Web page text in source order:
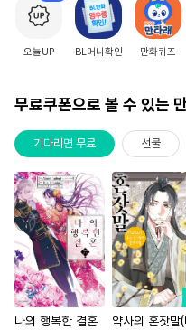
오늘UP BL머니확인 만화퀴즈
무료쿠폰으로 볼 수 있는
기다리면 무료 선물
나의 행복한 결혼
약사의 혼잣말